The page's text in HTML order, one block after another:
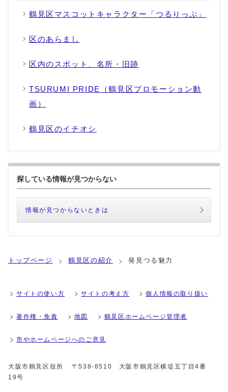
鶴見区マスコットキャラクター「つるりっぷ」
区のあらまし
区内のスポット、名所・旧跡
TSURUMI PRIDE（鶴見区プロモーション動
画）
鶴見区のイチオシ
探している情報が見つからない
情報が見つからないときは
トップページ 鶴見区の紹介 発見つる魅力
サイトの使い方 サイトの考え方 個人情報の取り扱い
著作権・免責 地図 鶴見区ホームページ管理者
市やホームページへのご意見
大阪市鶴見区役所
〒538-8510 大阪市鶴見区横堤五丁目4番
19号